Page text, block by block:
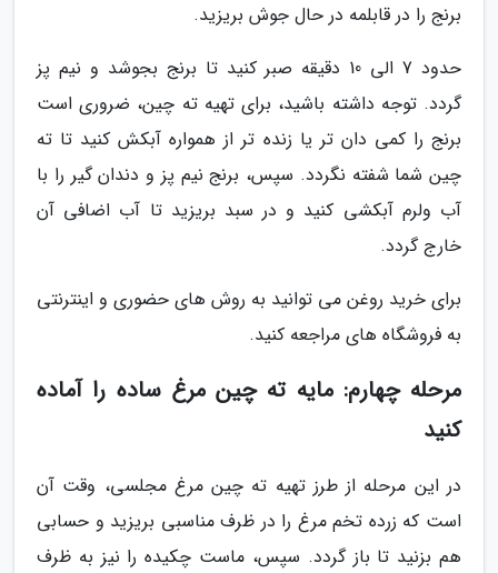
برنج را در قابلمه در حال جوش بریزید.
حدود 7 الی 10 دقیقه صبر کنید تا برنج بجوشد و نیم پز
گردد. توجه داشته باشید، برای تهیه ته چین، ضروری است
برنج را کمی دان تر یا زنده تر از همواره آبکش کنید تا ته
چین شما شفته نگردد. سپس، برنج نیم پز و دندان گیر را با
آب ولرم آبکشی کنید و در سبد بریزید تا آب اضافی آن
خارج گردد.
برای خرید روغن می توانید به روش های حضوری و اینترنتی
به فروشگاه های مراجعه کنید.
مرحله چهارم: مایه ته چین مرغ ساده را آماده
کنید
در این مرحله از طرز تهیه ته چین مرغ مجلسی، وقت آن
است که زرده تخم مرغ را در ظرف مناسبی بریزید و حسابی
هم بزنید تا باز گردد. سپس، ماست چکیده را نیز به ظرف